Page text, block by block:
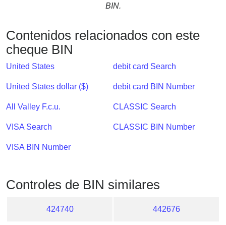
Lookup
IP
BIN
/
Validator
BIN.
Contenidos relacionados con este
cheque BIN
United States
United States dollar ($)
All Valley F.c.u.
VISA Search
VISA BIN Number
debit card Search
debit card BIN Number
CLASSIC Search
CLASSIC BIN Number
Controles de BIN similares
424740 442676